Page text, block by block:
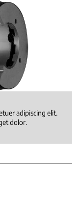
adipiscing elit.
dolor.